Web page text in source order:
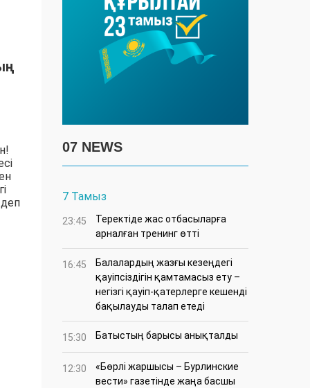
07 NEWS
7 Тамыз
23:45
​Теректіде жас отбасыларға
арналған тренинг өтті
16:45
Балалардың жазғы кезеңдегі
қауіпсіздігін қамтамасыз ету –
негізгі қауіп-қатерлерге кешенді
бақылауды талап етеді
15:30 Батыстың барысы анықталды
12:30
«Бөрлі жаршысы – Бурлинские
вести» газетінде жаңа басшы